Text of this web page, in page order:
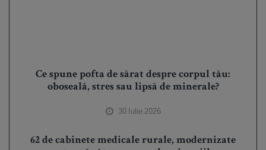
Ce spune pofta de sărat despre corpul tău:
oboseală, stres sau lipsă de minerale?
30 Iulie 2026
62 de cabinete medicale rurale, modernizate